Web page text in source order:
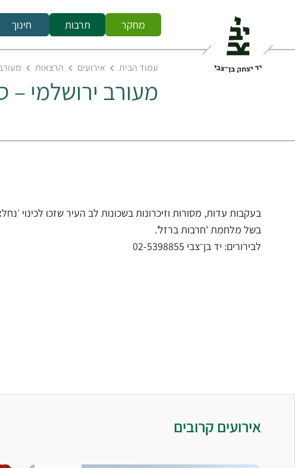
מחקר תרבות חינוך
עמוד הבית אירועים הרצאות
מעורב ירושלמי –
בעקבות עדות, מסורות וזיכרונות בשכונות לב העיר שזכו לכינוי
בשל מלחמת 'חרבות ברזל'.
לבירורים: יד בן־צבי 02-5398855
אירועים קרובים